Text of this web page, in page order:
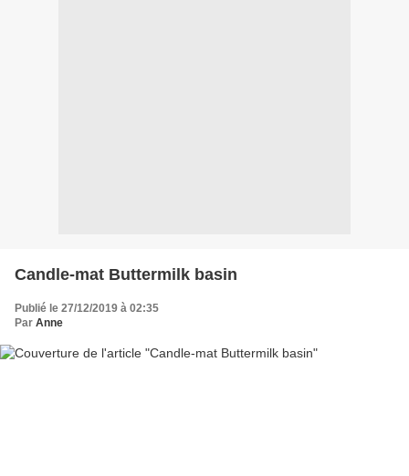
Candle-mat Buttermilk basin
Publié le 27/12/2019 à 02:35
Par Anne